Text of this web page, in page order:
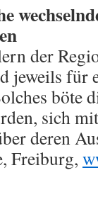
der
jeweils für
böte
sich
deren
Freiburg,